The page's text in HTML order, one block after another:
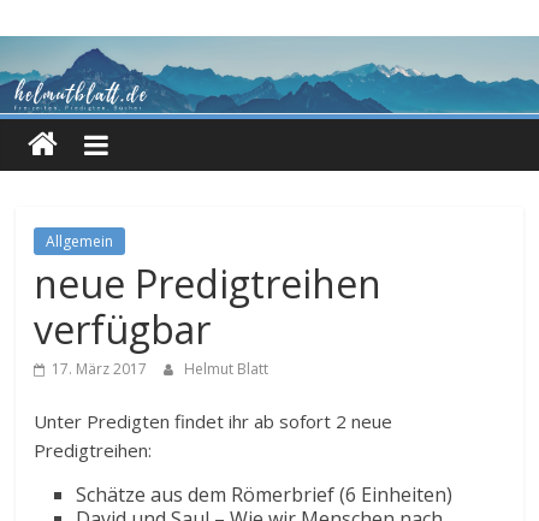
Inhalt
springen
Allgemein
neue Predigtreihen
verfügbar
17. März 2017 Helmut Blatt
Unter Predigten findet ihr ab sofort 2 neue
Predigtreihen:
Schätze aus dem Römerbrief (6 Einheiten)